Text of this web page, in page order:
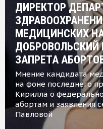
ДИРЕКТОР
МЕДИЦИНСКИХ
ДОБРОВОЛЬСКИЙ
ЗАПРЕТА
Мнение кандидата
на фоне последнего
Кирилла о
абортам и заявления
Павловой